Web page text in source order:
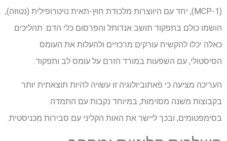
(MCP-1), יחד עם היווצרות מלכודת חוץ-תאית נויטרופילית (נטוזה),
הושמו כולם בתפקוד תושב אנדותל והפרסום כלי הדם. תהליכים
כאלה יכלו להקשיח עורקים מרכזיים ולהעלות את העומס
הסיסטולי, עם השפעות במורד הזרם על עומס לב ותפקוד.
העריכה מציעה כי פאתוביולוגיה זו עשויה להיות תוצאתית יותר
בקבוצות משנה מסוימות, במיוחד נקבות עם התמדה
בסימפטומים, ובכך ליישר את האות הקליני עם סבירות מכניסטית.